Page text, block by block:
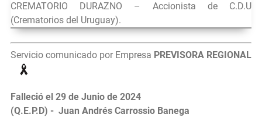
CREMATORIO DURAZNO – Accionista de C.D.U
(Crematorios del Uruguay).
Servicio comunicado por Empresa PREVISORA REGIONAL
Falleció el 29 de Junio de 2024
(Q.E.P.D) - Juan Andrés Carrossio Banega